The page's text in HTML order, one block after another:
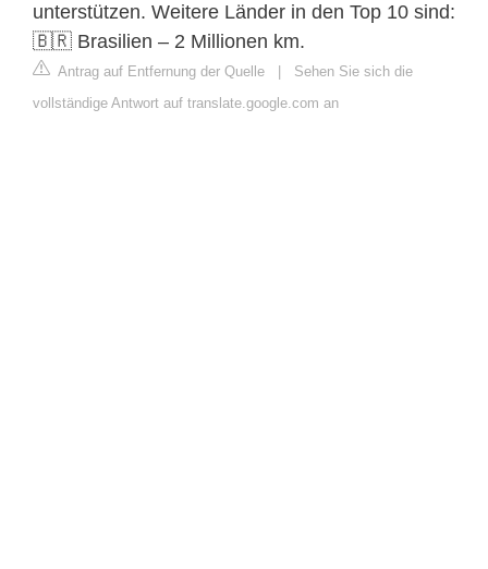
unterstützen. Weitere Länder in den Top 10 sind:
🇧🇷 Brasilien – 2 Millionen km.
Antrag auf Entfernung der Quelle
Sehen Sie sich die
vollständige Antwort auf translate.google.com an